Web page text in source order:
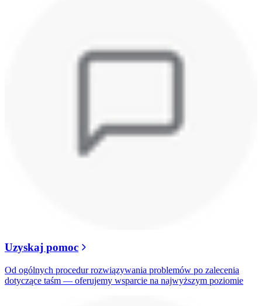
Uzyskaj pomoc
Od ogólnych procedur rozwiązywania problemów po zalecenia
dotyczące taśm — oferujemy wsparcie na najwyższym poziomie